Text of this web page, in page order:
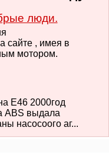
люди.
сайте , имея в
мотором.
E46 2000год
ABS выдала
насосоого аг...